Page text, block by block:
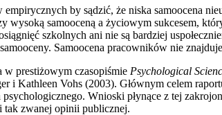
by sądzić, że niska samoocena
samooceną a życiowym sukcesem,
szkolnych ani nie są bardziej
Samoocena pracowników nie
prestiżowym czasopiśmie Psychological
i Kathleen Vohs (2003). Głównym celem
Wnioski płynące z tej
tak zwanej opinii publicznej.